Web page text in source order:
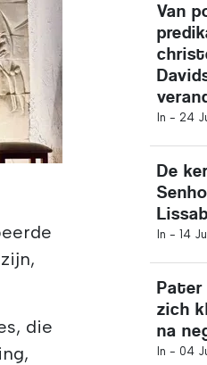
die
Van
In - 24
De
In - 14
Pater
zich
na
In - 04